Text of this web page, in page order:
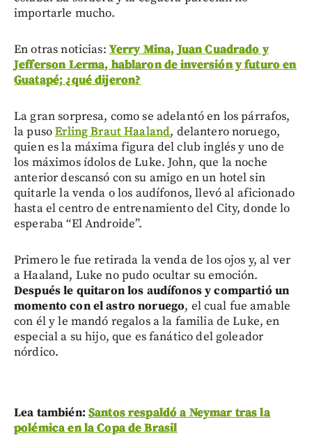
importarle mucho.
En otras noticias:Yerry Mina, Juan Cuadrado y
Jefferson Lerma, hablaron de inversión y futuro en
Guatapé; ¿qué dijeron?
La gran sorpresa, como se adelantó en los párrafos,
la pusoErling Braut Haaland, delantero noruego,
quien es la máxima figura del club inglés y uno de
los máximos ídolos de Luke. John, que la noche
anterior descansó con su amigo en un hotel sin
quitarle la venda o los audífonos, llevó al aficionado
hasta el centro de entrenamiento del City, donde lo
esperaba “El Androide”.
Primero le fue retirada la venda de los ojos y, al ver
a Haaland, Luke no pudo ocultar su emoción.
Después le quitaron los audífonos y compartió un
momento con el astro noruego, el cual fue amable
con él y le mandó regalos a la familia de Luke, en
especial a su hijo, que es fanático del goleador
nórdico.
Lea también: Santos respaldó a Neymar tras la
polémica en la Copa de Brasil